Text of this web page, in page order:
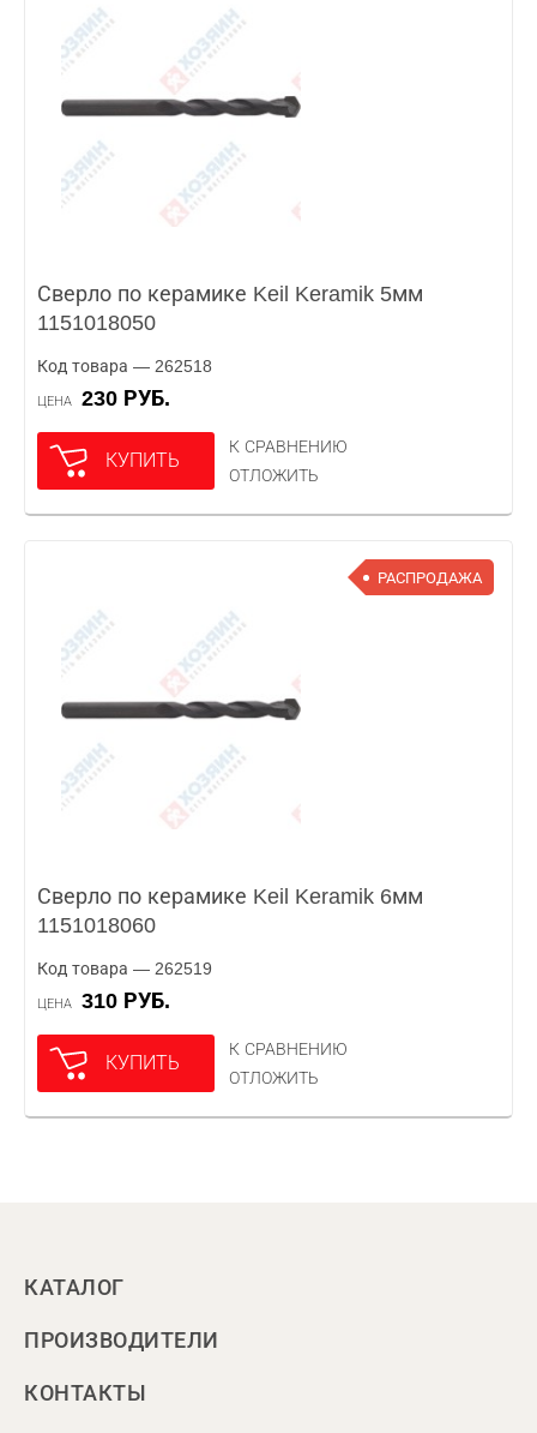
Сверло по керамике Keil Keramik 5мм
1151018050
Код товара — 262518
ЦЕНА 230 РУБ.
КУПИТЬ
К СРАВНЕНИЮ
ОТЛОЖИТЬ
РАСПРОДАЖА
Сверло по керамике Keil Keramik 6мм
1151018060
Код товара — 262519
ЦЕНА 310 РУБ.
КУПИТЬ
К СРАВНЕНИЮ
ОТЛОЖИТЬ
КАТАЛОГ
ПРОИЗВОДИТЕЛИ
КОНТАКТЫ